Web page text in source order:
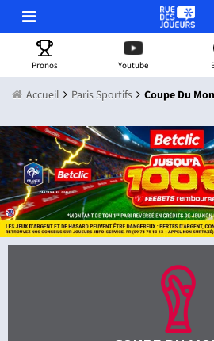
Pronos Youtube
Accueil Paris Sportifs Coupe Du